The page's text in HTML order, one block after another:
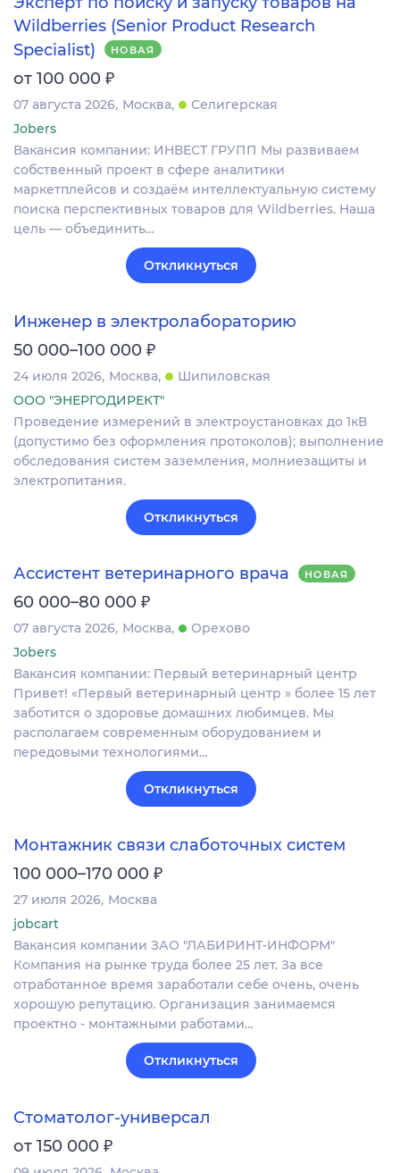
Wildberries (Senior Product Research
Specialist)
НОВАЯ
от 100 000 ₽
07 августа 2026 Москва
Селигерская
Jobers
Вакансия компании: ИНВЕСТ ГРУПП Мы развиваем
собственный проект в сфере аналитики
маркетплейсов и создаём интеллектуальную систему
поиска перспективных товаров для Wildberries. Наша
цель — объединить…
Откликнуться
Инженер в электролабораторию
50 000–100 000 ₽
24 июля 2026 Москва
Шипиловская
ООО "ЭНЕРГОДИРЕКТ"
Проведение измерений в электроустановках до 1кВ
(допустимо без оформления протоколов); выполнение
обследования систем заземления, молниезащиты и
электропитания.
Откликнуться
Ассистент ветеринарного врача НОВАЯ
60 000–80 000 ₽
07 августа 2026 Москва
Орехово
Jobers
Вакансия компании: Первый ветеринарный центр
Привет! «Первый ветеринарный центр » более 15 лет
заботится о здоровье домашних любимцев. Мы
располагаем современным оборудованием и
передовыми технологиями…
Откликнуться
Монтажник связи слаботочных систем
100 000–170 000 ₽
27 июля 2026 Москва
jobcart
Вакансия компании ЗАО "ЛАБИРИНТ-ИНФОРМ"
Компания на рынке труда более 25 лет. За все
отработанное время заработали себе очень, очень
хорошую репутацию. Организация занимаемся
проектно - монтажными работами…
Откликнуться
Стоматолог-универсал
от 150 000 ₽